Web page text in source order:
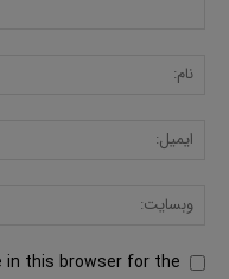
in this browser for the